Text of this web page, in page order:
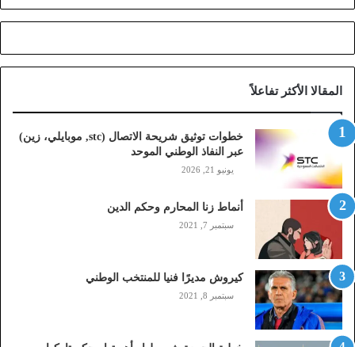
ر
ي
ل
ا
ت
ص
ل
(
s
,
م
و
ب
ا
ي
المقالا الأكثر تفاعلاً
خطوات توثيق شريحة الاتصال (stc, موبايلي، زين)
عبر النفاذ الوطني الموحد
يونيو 21, 2026
أنماط زنا المحارم وحكم الدين
سبتمبر 7, 2021
كيروش مديرًا فنيا للمنتخب الوطني
سبتمبر 8, 2021